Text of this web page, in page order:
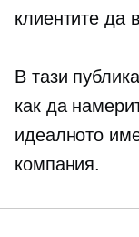
клиентите да
В тази
как да
идеалното
компания.